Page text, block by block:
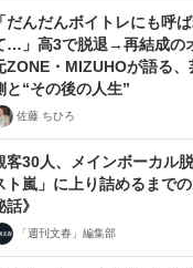
「だんだんボイトレにも呼
…」高3で脱退→再結成の
ZONE・MIZUHOが語る
と“その後の人生”
佐藤 ちひろ
客30人、メインボーカル
ト嵐」に上り詰めるまで
話》
「週刊文春」編集部